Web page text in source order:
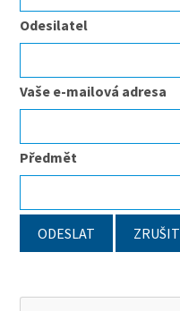
Odesilatel
Vaše e-mailová adresa
Předmět
ODESLAT ZRUŠIT